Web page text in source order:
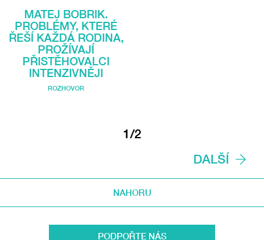
MATEJ BOBRIK.
PROBLÉMY, KTERÉ
ŘEŠÍ KAŽDÁ RODINA,
PROŽÍVAJÍ
PŘISTĚHOVALCI
INTENZIVNĚJI
ROZHOVOR
1/2
DALŠÍ
NAHORU
PODPOŘTE NÁS